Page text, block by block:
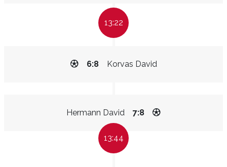
13:22
Korvas David
6:8
Hermann David 7:8
13:44